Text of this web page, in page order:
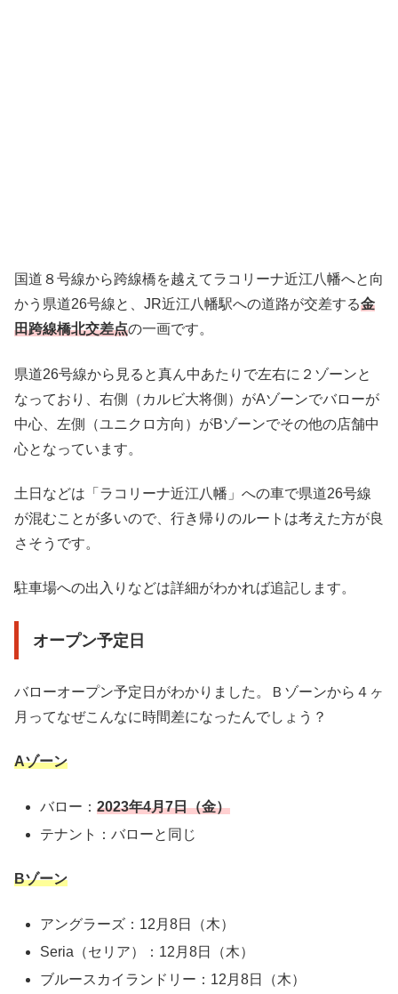
国道８号線から跨線橋を越えてラコリーナ近江八幡へと向
かう県道26号線と、JR近江八幡駅への道路が交差する金
田跨線橋北交差点の一画です。
県道26号線から見ると真ん中あたりで左右に２ゾーンと
なっており、右側（カルビ大将側）がAゾーンでバローが
中心、左側（ユニクロ方向）がBゾーンでその他の店舗中
心となっています。
土日などは「ラコリーナ近江八幡」への車で県道26号線
が混むことが多いので、行き帰りのルートは考えた方が良
さそうです。
駐車場への出入りなどは詳細がわかれば追記します。
オープン予定日
バローオープン予定日がわかりました。Ｂゾーンから４ヶ
月ってなぜこんなに時間差になったんでしょう？
Aゾーン
バロー：2023年4月7日（金）
テナント：バローと同じ
Bゾーン
アングラーズ： 12月8日（木）
Seria（セリア）： 12月8日（木）
ブルースカイランドリー： 12月8日（木）